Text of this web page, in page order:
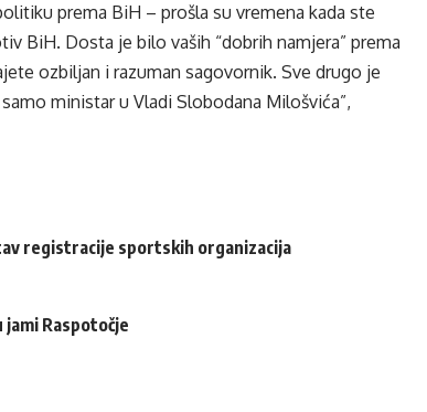
prema BiH – prošla su vremena kada ste
BiH. Dosta je bilo vaših “dobrih namjera” prema
ozbiljan i razuman sagovornik. Sve drugo je
ministar u Vladi Slobodana Milošvića”,
registracije sportskih organizacija
Raspotočje